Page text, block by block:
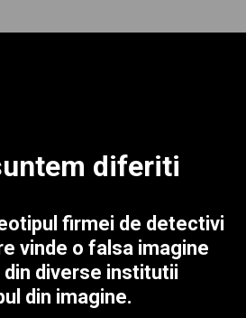
diferiti
firmei de detectivi
vinde o falsa imagine
diverse institutii
din imagine.